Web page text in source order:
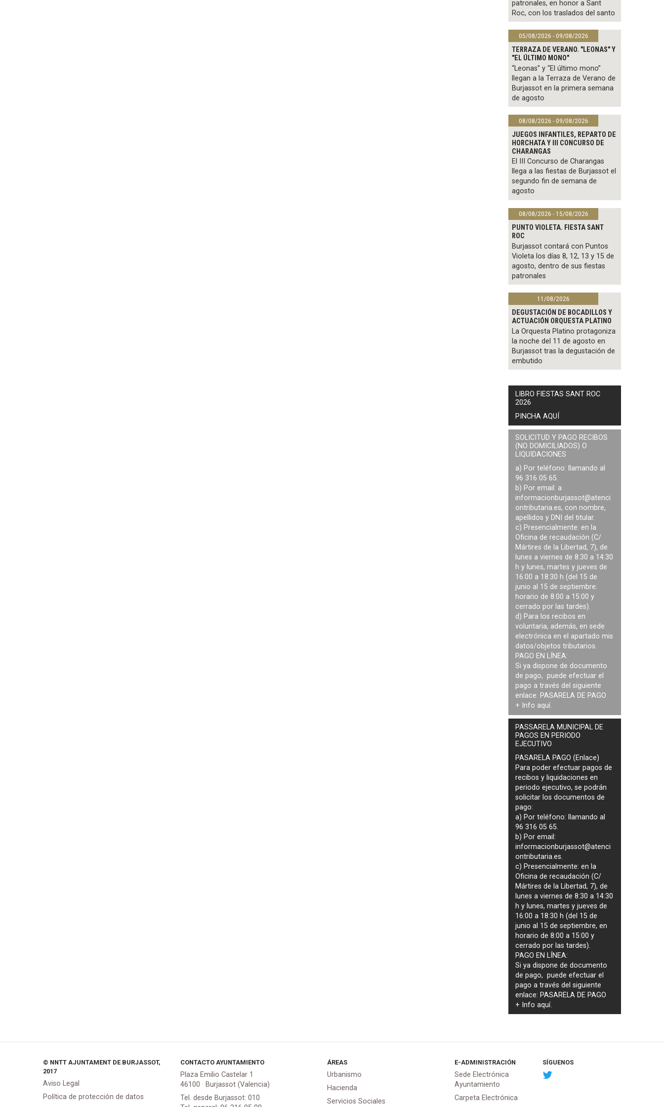
patronales, en honor a Sant
Roc, con los traslados del santo
05/08/2026 - 09/08/2026
TERRAZA DE VERANO. "LEONAS" Y
"EL ÚLTIMO MONO"
“Leonas” y “El último mono”
llegan a la Terraza de Verano de
Burjassot en la primera semana
de agosto
08/08/2026 - 09/08/2026
JUEGOS INFANTILES, REPARTO DE
HORCHATA Y III CONCURSO DE
CHARANGAS
El III Concurso de Charangas
llega a las fiestas de Burjassot el
segundo fin de semana de
agosto
08/08/2026 - 15/08/2026
PUNTO VIOLETA. FIESTA SANT
ROC
Burjassot contará con Puntos
Violeta los días 8, 12, 13 y 15 de
agosto, dentro de sus fiestas
patronales
11/08/2026
DEGUSTACIÓN DE BOCADILLOS Y
ACTUACIÓN ORQUESTA PLATINO
La Orquesta Platino protagoniza
la noche del 11 de agosto en
Burjassot tras la degustación de
embutido
LIBRO FIESTAS SANT ROC
2026
PINCHA AQUÍ
SOLICITUD Y PAGO RECIBOS
(NO DOMICILIADOS) O
LIQUIDACIONES
a) Por teléfono: llamando al
96 316 05 65.
b) Por email: a
informacionburjassot@atenci
ontributaria.es, con nombre,
apellidos y DNI del titular.
c) Presencialmente: en la
Oficina de recaudación (C/
Mártires de la Libertad, 7), de
lunes a viernes de 8:30 a 14:30
h y lunes, martes y jueves de
16:00 a 18:30 h (del 15 de
junio al 15 de septiembre:
horario de 8:00 a 15:00 y
cerrado por las tardes).
d) Para los recibos en
voluntaria, además, en sede
electrónica en el apartado mis
datos/objetos tributarios.
PAGO EN LÍNEA:
Si ya dispone de documento
de pago, puede efectuar el
pago a través del siguiente
enlace: PASARELA DE PAGO
+ Info aquí.
PASSARELA MUNICIPAL DE
PAGOS EN PERIODO
EJECUTIVO
PASARELA PAGO (Enlace)
Para poder efectuar pagos de
recibos y liquidaciones en
periodo ejecutivo, se podrán
solicitar los documentos de
pago:
a) Por teléfono: llamando al
96 316 05 65.
b) Por email:
informacionburjassot@atenci
ontributaria.es.
c) Presencialmente: en la
Oficina de recaudación (C/
Mártires de la Libertad, 7), de
lunes a viernes de 8:30 a 14:30
h y lunes, martes y jueves de
16:00 a 18:30 h (del 15 de
junio al 15 de septiembre, en
horario de 8:00 a 15:00 y
cerrado por las tardes).
PAGO EN LÍNEA:
Si ya dispone de documento
de pago, puede efectuar el
pago a través del siguiente
enlace: PASARELA DE PAGO
+ Infoaquí.
© NNTT AJUNTAMENT DE BURJASSOT,
2017
Aviso Legal
Política de protección de datos
CONTACTO AYUNTAMIENTO
Plaza Emilio Castelar 1
46100 · Burjassot (Valencia)
Tel. desde Burjassot: 010
ÁREAS
Urbanismo
Hacienda
Servicios Sociales
E-ADMINISTRACIÓN
Sede Electrónica
Ayuntamiento
Carpeta Electrónica
SÍGUENOS